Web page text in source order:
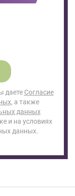
даете Согласие
, а также
данных
и на условиях
данных.